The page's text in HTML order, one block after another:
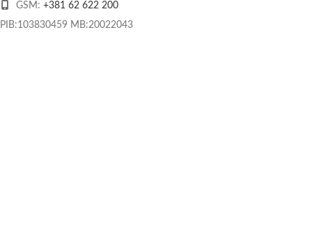
GSM: +381 62 622 200
PIB:103830459 MB:20022043